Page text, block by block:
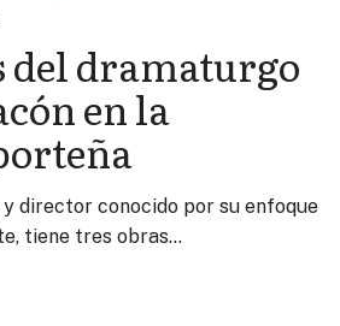
del dramaturgo
en la
director conocido por su enfoque
tiene tres obras…